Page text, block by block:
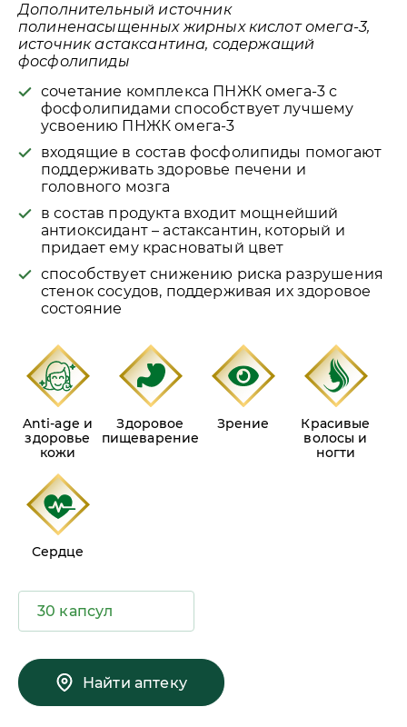
Дополнительный источник
полиненасыщенных жирных кислот омега-3,
источник астаксантина, содержащий
фосфолипиды
сочетание комплекса ПНЖК омега-3 с
фосфолипидами способствует лучшему
усвоению ПНЖК омега-3
входящие в состав фосфолипиды помогают
поддерживать здоровье печени и
головного мозга
в состав продукта входит мощнейший
антиоксидант – астаксантин, который и
придает ему красноватый цвет
способствует снижению риска разрушения
стенок сосудов, поддерживая их здоровое
состояние
Anti-age и
здоровье
кожи
Здоровое
пищеварение
Зрение
Красивые
волосы и
ногти
Сердце
30 капсул
Найти аптеку